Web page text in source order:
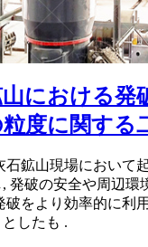
における発
度に関する
石鉱山現場において
発破の安全や周辺環
破をより効率的に利
したも .